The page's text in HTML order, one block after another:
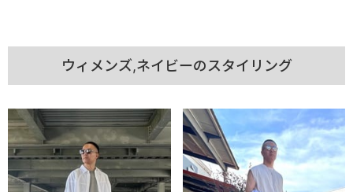
ウィメンズ,ネイビーのスタイリング